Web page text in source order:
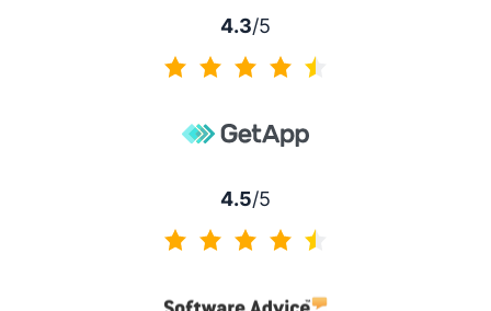
4.3/5
4.5/5